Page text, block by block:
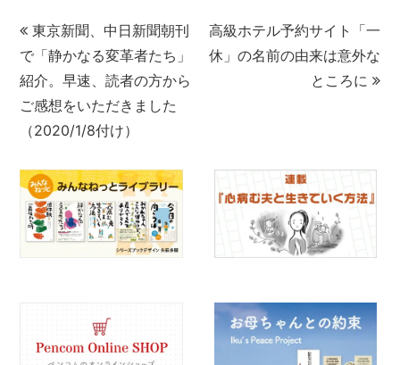
東京新聞、中日新聞朝刊
で「静かなる変革者たち」
紹介。早速、読者の方から
ご感想をいただきました
（2020/1/8付け）
高級ホテル予約サイト「一
休」の名前の由来は意外な
ところに